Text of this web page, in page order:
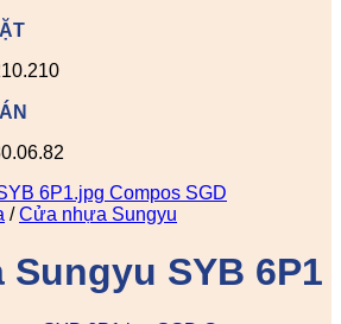
/ Cửa nhựa Sungyu
SYB 6P1